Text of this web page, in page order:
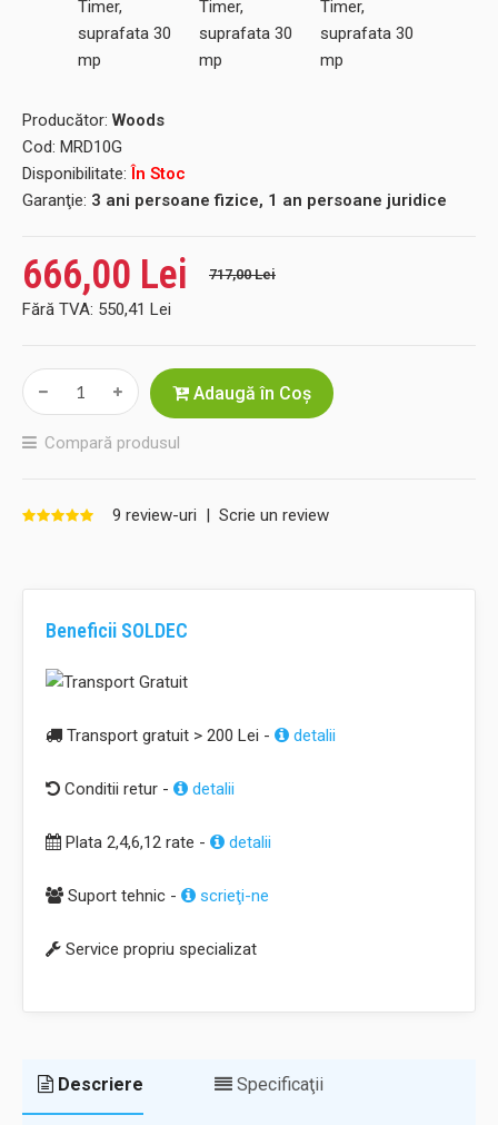
Producător: Woods
Cod: MRD10G
Disponibilitate: În Stoc
Garanţie: 3 ani persoane fizice, 1 an persoane juridice
666,00 Lei 717,00 Lei
Fără TVA: 550,41 Lei
Adaugă în Coş
Compară produsul
9 review-uri | Scrie un review
Beneficii SOLDEC
Transport gratuit > 200 Lei - detalii
Conditii retur - detalii
Plata 2,4,6,12 rate - detalii
Suport tehnic - scrieţi-ne
Service propriu specializat
Descriere Specificaţii